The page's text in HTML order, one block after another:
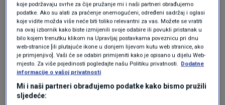
koje podržavaju svrhe za čije pružanje mi i naši partneri obrađujemo
podatke. Ako su alati za praćenje onemogućeni, određeni sadržaj i oglasi
koje vidite možda više neće biti toliko relevantni za vas. Možete se vratiti
na ovaj izbornik kako biste izmijenili svoje odabire ili povukli pristanak u
bilo kojem trenutku klikom na Upravljaj postavkama poveznicu pri dnu
web-stranice [ili plutajuće ikone u donjem lijevom kutu web stranice, ako
je primjenjivo]. Vaši će se odabiri primijeniti kako je opisano u dijelu Web-
mjesto. Za više pojedinosti pogledajte našu Politiku privatnosti. Dodatne
informacije o vašoj privatnosti
Mi i naši partneri obrađujemo podatke kako bismo pružili
sljedeće: